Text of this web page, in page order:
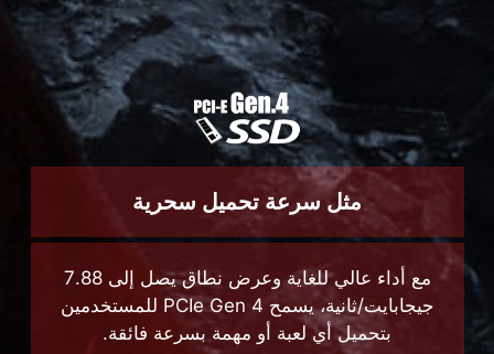
مثل سرعة تحميل سحرية
بتحميل أي لعبة أو مهمة بسرعة فائقة.